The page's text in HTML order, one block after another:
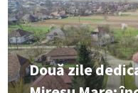
Două zile